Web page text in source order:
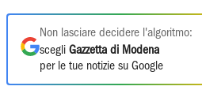
Non lasciare decidere l'algoritmo:
scegli Gazzetta di Modena
per le tue notizie su Google